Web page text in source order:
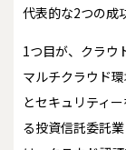
代表的な2つの成
1つ目が、クラウ
マルチクラウド
とセキュリティ
る投資信託委託